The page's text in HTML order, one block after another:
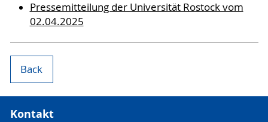
Pressemitteilung der Universität Rostock vom
02.04.2025
Back
Kontakt